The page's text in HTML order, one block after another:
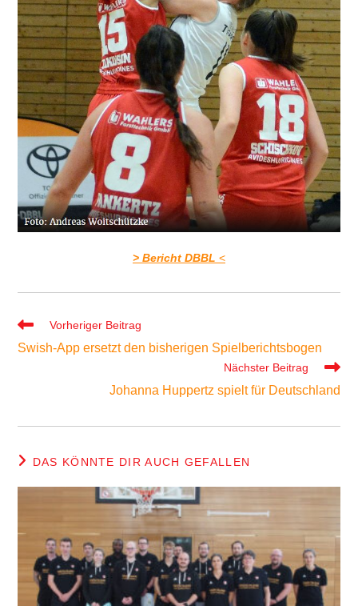
> Bericht DBBL <
Weitere
ansehen
Vorheriger Beitrag
Swish-App ersetzt den bisherigen Spielberichtsbogen
Nächster Beitrag
Johanna Huppertz spielt für Deutschland
DAS KÖNNTE DIR AUCH GEFALLEN